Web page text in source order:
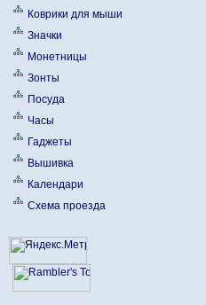
Коврики для мыши
Значки
Монетницы
Зонты
Посуда
Часы
Гаджеты
Вышивка
Календари
Схема проезда